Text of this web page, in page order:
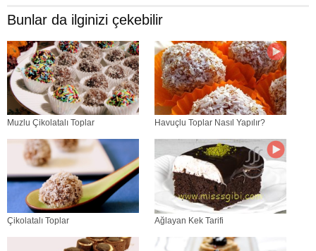
Bunlar da ilginizi çekebilir
Muzlu Çikolatalı Toplar Havuçlu Toplar Nasıl Yapılır?
Çikolatalı Toplar Ağlayan Kek Tarifi